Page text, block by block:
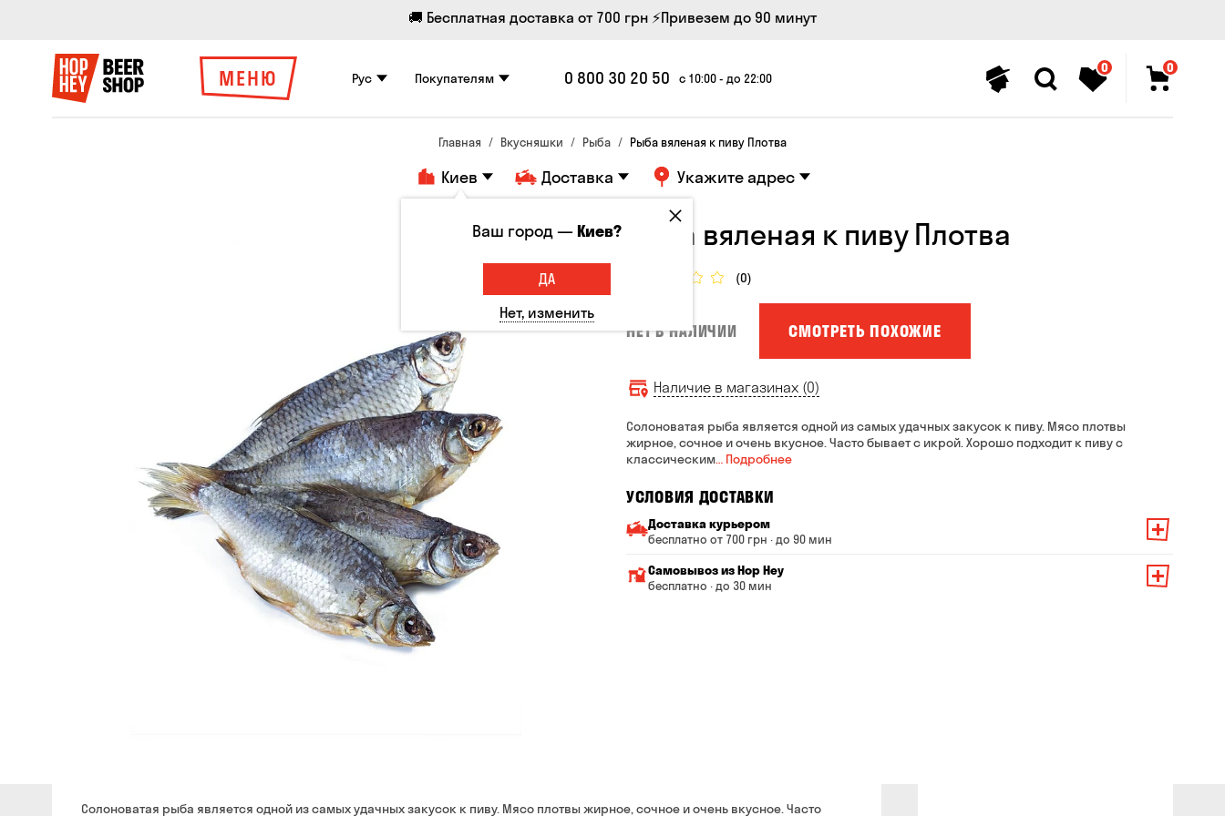
🚚 Бесплатная доставка от 700 грн ⚡Привезем до 90 минут
МЕНЮ Рус Покупателям 0 800 30 20 50 с 10:00 - до 22:00
0 0
Главная Вкусняшки Рыба Рыба вяленая к пиву Плотва
Киев Доставка Укажите адрес
Рыба вяленая к пиву Плотва
(0)
НЕТ В НАЛИЧИИ СМОТРЕТЬ ПОХОЖИЕ
Наличие в магазинах (0)
Солоноватая рыба является одной из самых удачных закусок к пиву. Мясо плотвы
жирное, сочное и очень вкусное. Часто бывает с икрой. Хорошо подходит к пиву с
классическим… Подробнее
УСЛОВИЯ ДОСТАВКИ
Доставка курьером
бесплатно от 700 грн · до 90 мин
Минимальная сумма всего заказа — 200 грн
Стоимость доставки зависит от суммы всего заказа:
Самовывоз из Hop Hey
бесплатно · до 30 мин
Солоноватая рыба является одной из самых удачных закусок к пиву. Мясо плотвы жирное, сочное и очень вкусное. Часто
Ваш город —Киев?
ДА
Нет, изменить